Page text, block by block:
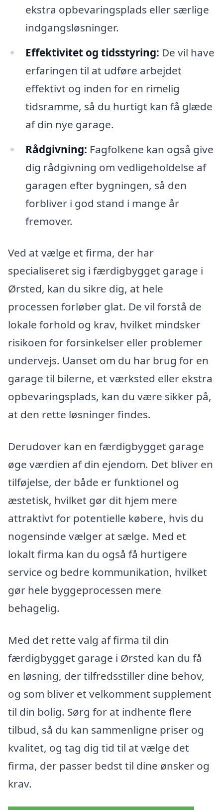
ekstra opbevaringsplads eller særlige
indgangsløsninger.
Effektivitet og tidsstyring: De vil have
erfaringen til at udføre arbejdet
effektivt og inden for en rimelig
tidsramme, så du hurtigt kan få glæde
af din nye garage.
Rådgivning: Fagfolkene kan også give
dig rådgivning om vedligeholdelse af
garagen efter bygningen, så den
forbliver i god stand i mange år
fremover.
Ved at vælge et firma, der har
specialiseret sig i færdigbygget garage i
Ørsted, kan du sikre dig, at hele
processen forløber glat. De vil forstå de
lokale forhold og krav, hvilket mindsker
risikoen for forsinkelser eller problemer
undervejs. Uanset om du har brug for en
garage til bilerne, et værksted eller ekstra
opbevaringsplads, kan du være sikker på,
at den rette løsninger findes.
Derudover kan en færdigbygget garage
øge værdien af din ejendom. Det bliver en
tilføjelse, der både er funktionel og
æstetisk, hvilket gør dit hjem mere
attraktivt for potentielle købere, hvis du
nogensinde vælger at sælge. Med et
lokalt firma kan du også få hurtigere
service og bedre kommunikation, hvilket
gør hele byggeprocessen mere
behagelig.
Med det rette valg af firma til din
færdigbygget garage i Ørsted kan du få
en løsning, der tilfredsstiller dine behov,
og som bliver et velkomment supplement
til din bolig. Sørg for at indhente flere
tilbud, så du kan sammenligne priser og
kvalitet, og tag dig tid til at vælge det
firma, der passer bedst til dine ønsker og
krav.